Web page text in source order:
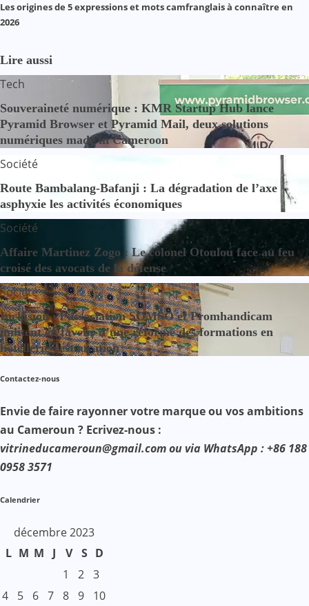
Les origines de 5 expressions et mots camfranglais à connaître en
2026
Lire aussi
Tech
Souveraineté numérique : KMR Startup Hub lance
Pyramid Browser et Pyramid Mail, deux solutions
numériques made in Cameroon
Société
Route Bambalang-Bafanji : La dégradation de l’axe
asphyxie les activités économiques
Société
Affaire Martinez Zogo : Le colonel Otoulou face au feu
croisé des avocats de la défense
Société
Inclusion : l’association SOMSO et Promhandicam
militent en faveur d’une réforme des formations en
hôtellerie-restauration
Contactez-nous
Envie de faire rayonner votre marque ou vos ambitions
au Cameroun ? Ecrivez-nous :
vitrineducameroun@gmail.com ou via WhatsApp : +86 188
0958 3571
Calendrier
décembre 2023
L M M J V S D
1
2 3
4
5 6 7 8 9 10